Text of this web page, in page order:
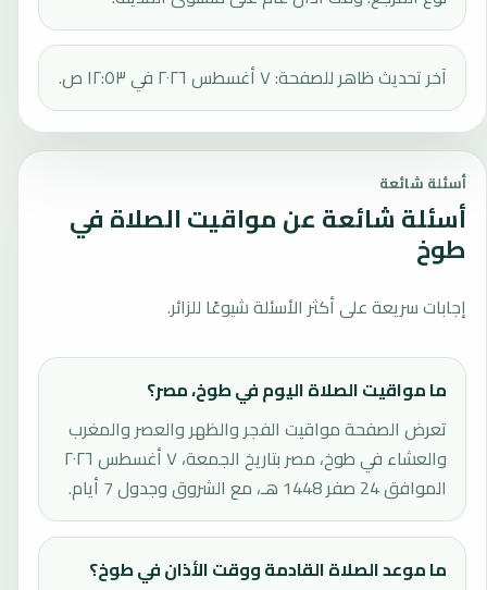
آخر تحديث ظاهر للصفحة: ٧ أغسطس ٢٠٢٦ في ١٢:٥٣ ص.
أسئلة شائعة
أسئلة شائعة عن مواقيت الصلاة في
طوخ
إجابات سريعة على أكثر الأسئلة شيوعًا للزائر.
ما مواقيت الصلاة اليوم في طوخ، مصر؟
تعرض الصفحة مواقيت الفجر والظهر والعصر والمغرب
والعشاء في طوخ، مصر بتاريخ الجمعة، ٧ أغسطس ٢٠٢٦
الموافق 24 صفر 1448 هـ، مع الشروق وجدول 7 أيام.
ما موعد الصلاة القادمة ووقت الأذان في طوخ؟